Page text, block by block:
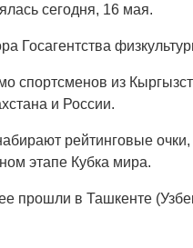
сегодня, 16 мая.
Госагентства
спортсменов из
и России.
рейтинговые
этапе Кубка мира.
прошли в Ташкенте